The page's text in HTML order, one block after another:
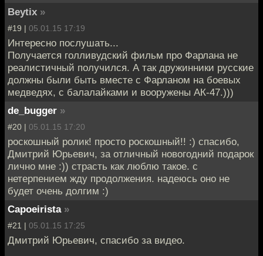
Beytix »
#19 | 05.01.15 17:19
Интересно послушать...
Получается голливудский фильм про Фарлана не
реалистичный получился. А так дружинники русские
должны были быть вместе с Фарланом на боевых
медведях, с балалайками и вооружены АК-47.)))
de_bugger »
#20 | 05.01.15 17:20
роскошный ролик! просто роскошный!! :) спасибо,
Дмитрий Юрьевич, за отличный новогодний подарок
лично мне :)) страсть как люблю такое. с
нетерпением жду продолжения. надеюсь оно не
будет очень долгим :)
Capoeirista »
#21 | 05.01.15 17:25
Дмитрий Юрьевич, спасибо за видео.